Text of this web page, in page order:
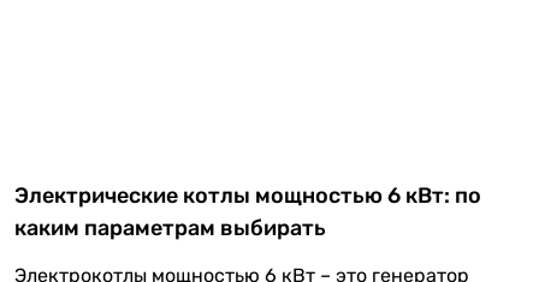
Электрические котлы мощностью 6 кВт: по
каким параметрам выбирать
Электрокотлы мощностью 6 кВт – это генератор